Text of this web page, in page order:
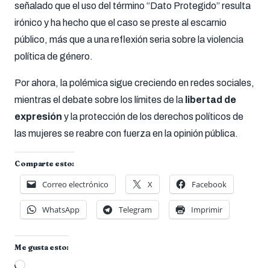
señalado que el uso del término “Dato Protegido” resulta
irónico y ha hecho que el caso se preste al escarnio
público, más que a una reflexión seria sobre la violencia
política de género.
Por ahora, la polémica sigue creciendo en redes sociales,
mientras el debate sobre los límites de la libertad de
expresión y la protección de los derechos políticos de
las mujeres se reabre con fuerza en la opinión pública.
Comparte esto:
Correo electrónico X Facebook
WhatsApp Telegram Imprimir
Me gusta esto: